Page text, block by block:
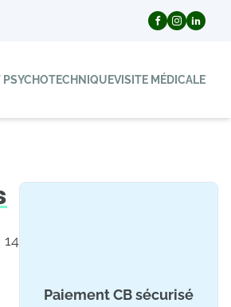
PSYCHOTECHNIQUEVISITE MÉDICALE
Paiement CB sécurisé